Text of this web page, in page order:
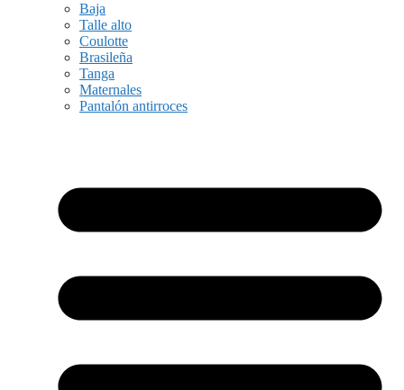
Baja
Talle alto
Coulotte
Brasileña
Tanga
Maternales
Pantalón antirroces